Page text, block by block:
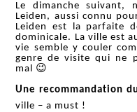
Le dimanche suivant,
Leiden, aussi connu
Leiden est la parfaite
dominicale. La ville est
vie semble y couler
genre de visite qui ne
mal 😉
Une recommandation
ville – a must !